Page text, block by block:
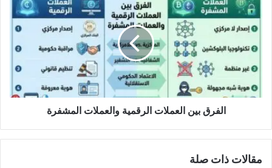
بين
العملات
الرقمية
والعملات
الفرق بين العملات الرقمية والعملات المشفرة
مقالات ذات صلة